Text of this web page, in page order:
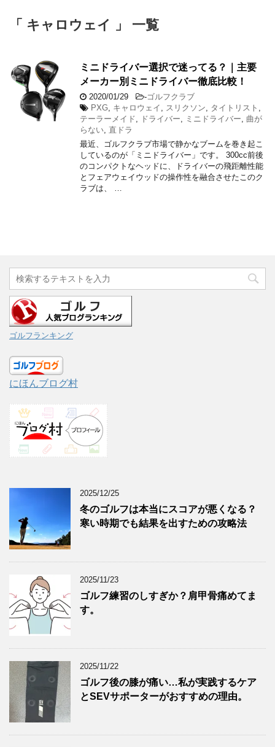
「 キャロウェイ 」 一覧
ミニドライバー選択で迷ってる？｜主要
メーカー別ミニドライバー徹底比較！
2020/01/29 -ゴルフクラブ
PXG
キャロウェイ スリクソン タイトリスト
テーラーメイド
ドライバー ミニドライバー
曲が
らない 直ドラ
最近、ゴルフクラブ市場で静かなブームを巻き起こ
しているのが「ミニドライバー」です。 300cc前後
のコンパクトなヘッドに、ドライバーの飛距離性能
とフェアウェイウッドの操作性を融合させたこのク
ラブは、 …
ゴルフランキング
にほんブログ村
2025/12/25
冬のゴルフは本当にスコアが悪くなる？
寒い時期でも結果を出すための攻略法
2025/11/23
ゴルフ練習のしすぎか？肩甲骨痛めてま
す。
2025/11/22
ゴルフ後の膝が痛い…私が実践するケア
とSEVサポーターがおすすめの理由。